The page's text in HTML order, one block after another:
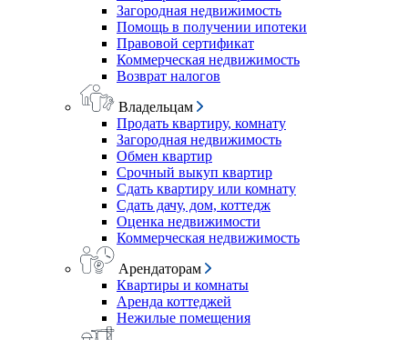
Загородная недвижимость
Помощь в получении ипотеки
Правовой сертификат
Коммерческая недвижимость
Возврат налогов
Владельцам
Продать квартиру, комнату
Загородная недвижимость
Обмен квартир
Срочный выкуп квартир
Сдать квартиру или комнату
Сдать дачу, дом, коттедж
Оценка недвижимости
Коммерческая недвижимость
Арендаторам
Квартиры и комнаты
Аренда коттеджей
Нежилые помещения